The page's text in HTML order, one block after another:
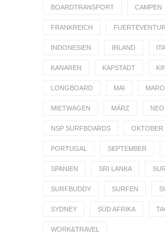
BOARDTRANSPORT CAMPEN
FRANKREICH
INDONESIEN IRLAND
KANAREN KAPSTADT
LONGBOARD MAI
MIETWAGEN MÄRZ NEO
NSP SURFBOARDS OKTOBER
PORTUGAL SEPTEMBER
SPANIEN SRI LANKA
SURFBUDDY SURFEN
SYDNEY SÜD AFRIKA
WORK&TRAVEL